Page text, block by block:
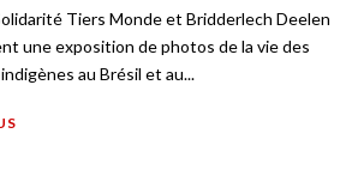
Tiers Monde et Bridderlech Deelen
une exposition de photos de la vie des
au Brésil et au...